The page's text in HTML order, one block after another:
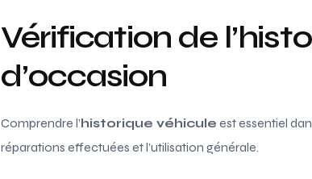
Vérification de
d’occasion
Comprendre l’historique véhicule est essentiel
réparations effectuées et l’utilisation générale.